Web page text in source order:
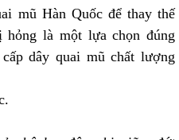
mũ Hàn Quốc để thay thế
là một lựa chọn đúng
dây quai mũ chất lượng